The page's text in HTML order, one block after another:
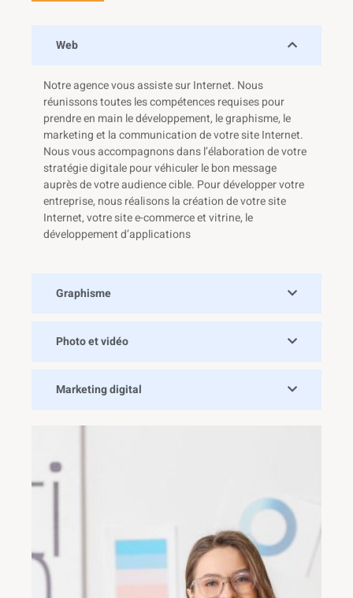
Web
Notre agence vous assiste sur Internet. Nous
réunissons toutes les compétences requises pour
prendre en main le développement, le graphisme, le
marketing et la communication de votre site Internet.
Nous vous accompagnons dans l’élaboration de votre
stratégie digitale pour véhiculer le bon message
auprès de votre audience cible. Pour développer votre
entreprise, nous réalisons la création de votre site
Internet, votre site e-commerce et vitrine, le
développement d’applications
Graphisme
Photo et vidéo
Marketing digital